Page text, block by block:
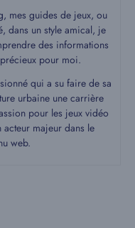
mes guides de jeux, ou
dans un style amical, je
des informations
pour moi.
qui a su faire de sa
urbaine une carrière
pour les jeux vidéo
majeur dans le
web.